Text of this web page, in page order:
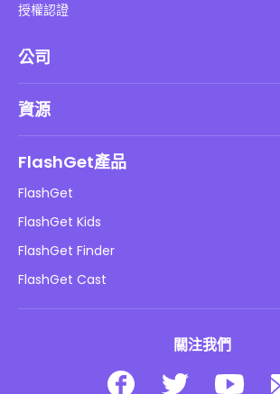
授權認證
公司
DMCA 政策
隱私政策
廣告政策
不要出售我的資訊
資源
部落格
兒童在線安全
下載
FlashGet產品
FlashGet
FlashGet Kids
FlashGet Finder
FlashGet Cast
關注我們